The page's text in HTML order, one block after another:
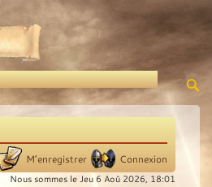
M’enregistrer Connexion
Nous sommes le Jeu 6 Aoû 2026, 18:01